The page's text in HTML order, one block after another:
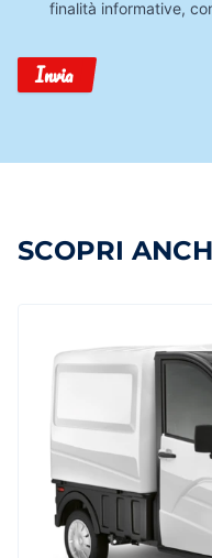
finalità informative,
Invia
SCOPRI